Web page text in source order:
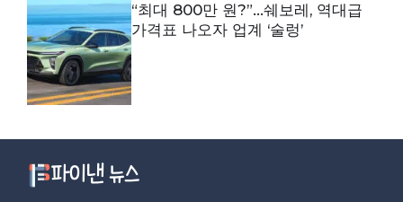
“최대 800만 원?”…쉐보레, 역대급
가격표 나오자 업계 ‘술렁’